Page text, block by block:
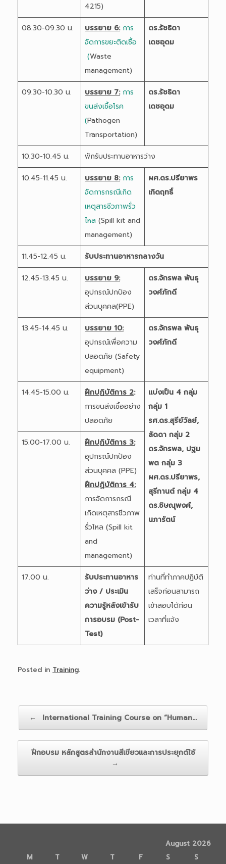
4215)
08.30-09.30 น. บรรยาย 6: การ
จัดการขยะติดเชื้อ
(Waste
management)
ดร.รัชธิดา
เดชอุดม
09.30-10.30 น. บรรยาย 7: การ
ขนส่งเชื้อโรค
(Pathogen
Transportation)
ดร.รัชธิดา
เดชอุดม
10.30-10.45 น. พักรับประทานอาหารว่าง
10.45-11.45 น. บรรยาย 8: การ
จัดการกรณีเกิด
เหตุสารชีวภาพรั่ว
ไหล (Spill kit and
management)
ผศ.ดร.ปรียาพร
เกิดฤทธิ์
11.45-12.45 น. รับประทานอาหารกลางวัน
12.45-13.45 น.
บรรยาย 9:
อุปกรณ์ปกป้อง
ส่วนบุคคล(PPE)
ดร.จักรพล พันธุ
วงศ์ภักดี
13.45-14.45 น.
บรรยาย 10:
อุปกรณ์เพื่อความ
ปลอดภัย (Safety
equipment)
ดร.จักรพล พันธุ
วงศ์ภักดี
14.45-15.00 น. ฝึกปฏิบัติการ 2:
การขนส่งเชื้ออย่าง
ปลอดภัย
แบ่งเป็น 4 กลุ่ม
กลุ่ม 1
รศ.ดร.สุรีย์วัลย์,
ลัดดา กลุ่ม 2
ดร.จักรพล, ปฐม
พต กลุ่ม 3
ผศ.ดร.ปรียาพร,
สุรีกานต์ กลุ่ม 4
ดร.ชิษณุพงศ์,
นภารัตน์
15.00-17.00 น.
ฝึกปฏิบัติการ 3:
อุปกรณ์ปกป้อง
ส่วนบุคคล (PPE)
ฝึกปฏิบัติการ 4:
การจัดการกรณี
เกิดเหตุสารชีวภาพ
รั่วไหล (Spill kit
and
management)
17.00 น.
รับประทานอาหาร
ว่าง / ประเมิน
ความรู้หลังเข้ารับ
การอบรม (Post-
Test)
ท่านที่ทำภาคปฎิบัติ
เสร็จก่อนสามารถ
เข้าสอบได้ก่อน
เวลาที่แจ้ง
Posted in Training.
← International Training Course on “Human…
ฝึกอบรม หลักสูตรสำนักงานสีเขียวและการประยุกต์ใช้
→
August 2026
M
T W T F S S